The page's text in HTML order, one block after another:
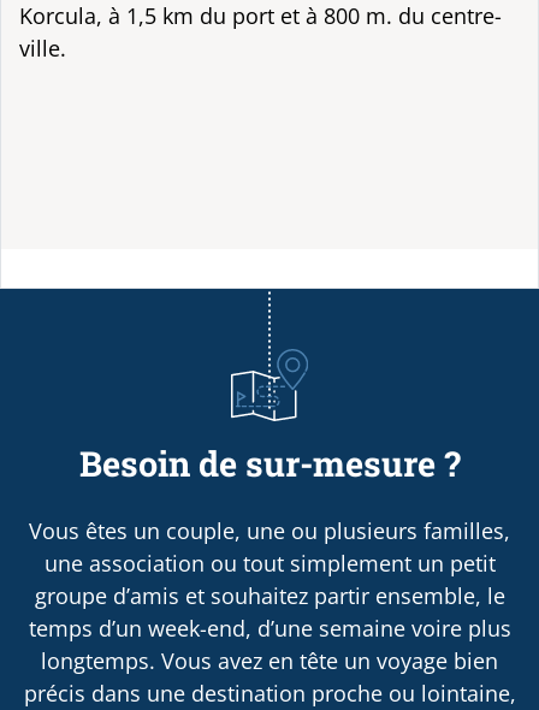
Korcula, à 1,5 km du port et à 800 m. du centre-
ville.
Besoin de sur-mesure ?
Vous êtes un couple, une ou plusieurs familles,
une association ou tout simplement un petit
groupe d’amis et souhaitez partir ensemble, le
temps d’un week-end, d’une semaine voire plus
longtemps. Vous avez en tête un voyage bien
précis dans une destination proche ou lointaine,